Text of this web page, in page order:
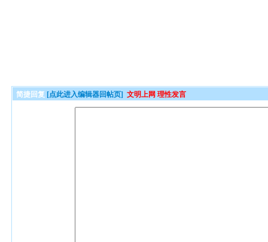
简捷回复 [点此进入编辑器回帖页] 文明上网 理性发言